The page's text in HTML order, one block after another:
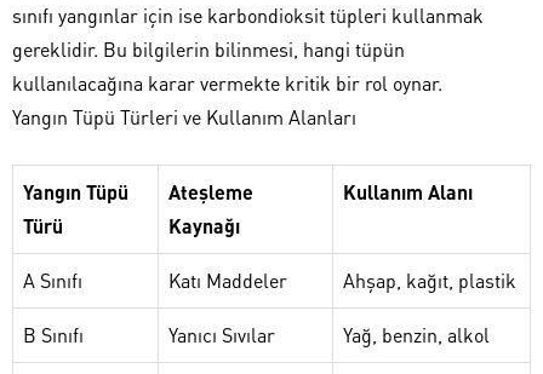
sınıfı yangınlar için ise karbondioksit tüpleri kullanmak
gereklidir. Bu bilgilerin bilinmesi, hangi tüpün
kullanılacağına karar vermekte kritik bir rol oynar.
Yangın Tüpü Türleri ve Kullanım Alanları
Yangın Tüpü
Türü
Ateşleme
Kaynağı
Kullanım Alanı
A Sınıfı Katı Maddeler Ahşap, kağıt, plastik
B Sınıfı Yanıcı Sıvılar Yağ, benzin, alkol